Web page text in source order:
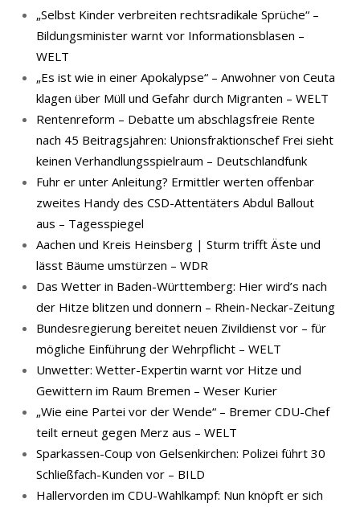
„Selbst Kinder verbreiten rechtsradikale Sprüche“ –
Bildungsminister warnt vor Informationsblasen –
WELT
„Es ist wie in einer Apokalypse“ – Anwohner von Ceuta
klagen über Müll und Gefahr durch Migranten – WELT
Rentenreform – Debatte um abschlagsfreie Rente
nach 45 Beitragsjahren: Unionsfraktionschef Frei sieht
keinen Verhandlungsspielraum – Deutschlandfunk
Fuhr er unter Anleitung? Ermittler werten offenbar
zweites Handy des CSD-Attentäters Abdul Ballout
aus – Tagesspiegel
Aachen und Kreis Heinsberg | Sturm trifft Äste und
lässt Bäume umstürzen – WDR
Das Wetter in Baden-Württemberg: Hier wird’s nach
der Hitze blitzen und donnern – Rhein-Neckar-Zeitung
Bundesregierung bereitet neuen Zivildienst vor – für
mögliche Einführung der Wehrpflicht – WELT
Unwetter: Wetter-Expertin warnt vor Hitze und
Gewittern im Raum Bremen – Weser Kurier
„Wie eine Partei vor der Wende“ – Bremer CDU-Chef
teilt erneut gegen Merz aus – WELT
Sparkassen-Coup von Gelsenkirchen: Polizei führt 30
Schließfach-Kunden vor – BILD
Hallervorden im CDU-Wahlkampf: Nun knöpft er sich